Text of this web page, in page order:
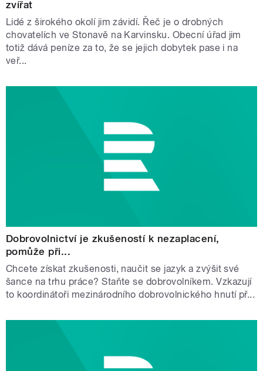
zvířat
Lidé z širokého okolí jim závidí. Řeč je o drobných
chovatelích ve Stonavě na Karvinsku. Obecní úřad jim
totiž dává peníze za to, že se jejich dobytek pase i na
veř...
Dobrovolnictví je zkušeností k nezaplacení,
pomůže při...
Chcete získat zkušenosti, naučit se jazyk a zvýšit své
šance na trhu práce? Staňte se dobrovolníkem. Vzkazují
to koordinátoři mezinárodního dobrovolnického hnutí př...